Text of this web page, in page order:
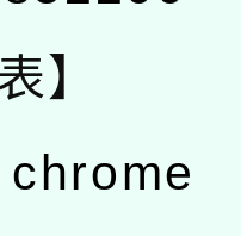
】
chrome